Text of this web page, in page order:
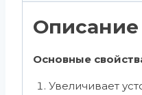
Описание
Основные
Увеличивает